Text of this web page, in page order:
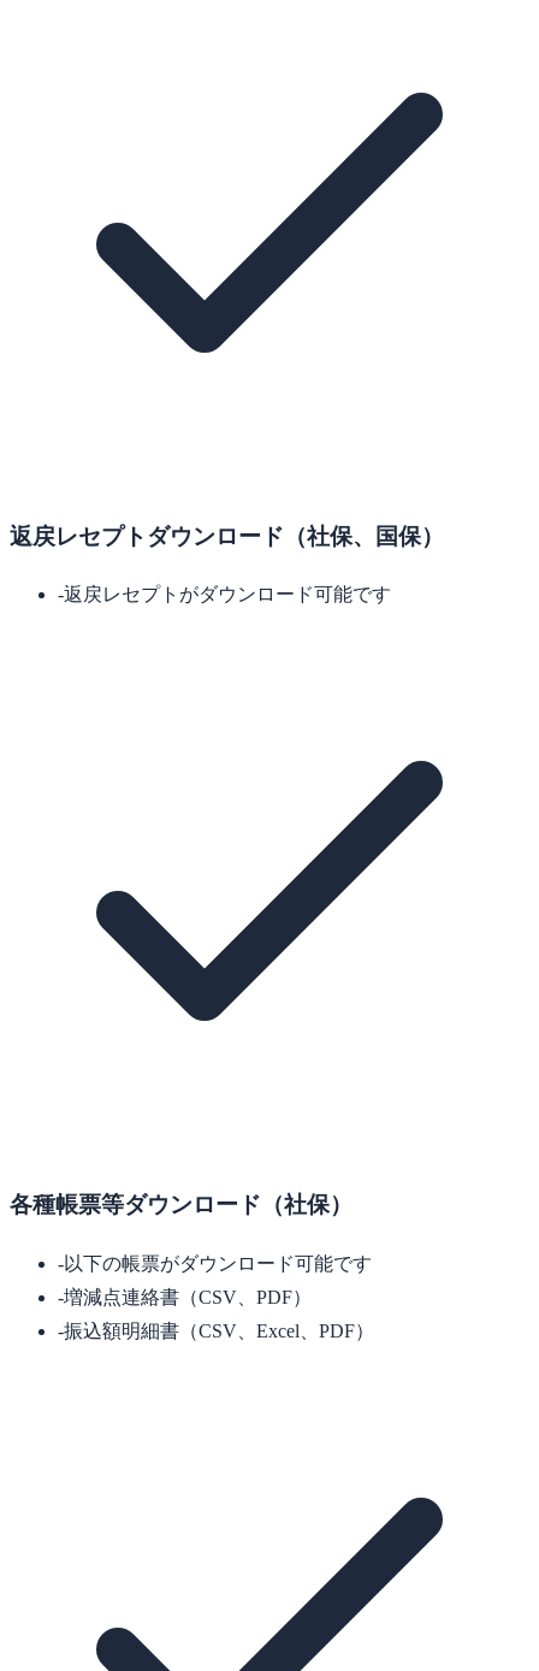
返戻レセプトダウンロード（社保、国保）
-返戻レセプトがダウンロード可能です
各種帳票等ダウンロード（社保）
-以下の帳票がダウンロード可能です
-増減点連絡書（CSV、PDF）
-振込額明細書（CSV、Excel、PDF）